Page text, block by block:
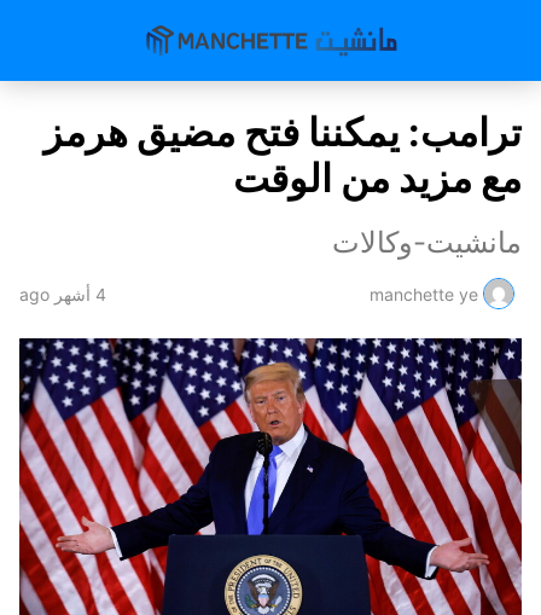
ترامب: يمكننا فتح مضيق هرمز
مع مزيد من الوقت
مانشيت-وكالات
manchette ye 4 أشهر ago